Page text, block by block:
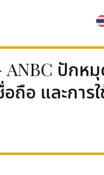
ANBC ปัก
ถือ และกา